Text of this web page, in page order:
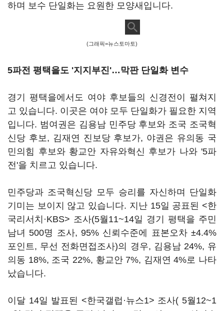
하며 보수 단일화는 요원한 모양새입니다.
(그래픽=뉴스토마토)
5파전 평택을도 '지지부진'…막판 단일화 변수
경기 평택을에서도 여야 후보들의 신경전이 펼쳐지
고 있습니다. 이곳은 여야 모두 단일화가 필요한 지역
입니다. 범여권은 김용남 민주당 후보와 조국 조국혁
신당 후보, 김재연 진보당 후보가, 야권은 유의동 국
민의힘 후보와 황교안 자유와혁신 후보가 나와 '5파
전'을 치르고 있습니다.
민주당과 조국혁신당 모두 승리를 자신하며 단일화
기미는 보이지 않고 있습니다. 지난 15일 공표된 <한
국리서치·KBS> 조사(5월11~14일 경기 평택을 주민
남녀 500명 조사, 95% 신뢰수준에 표본오차 ±4.4%
포인트, 무선 전화면접조사)의 경우, 김용남 24%, 유
의동 18%, 조국 22%, 황교안 7%, 김재연 4%로 나타
났습니다.
이달 14일 발표된 <한국갤럽·뉴스1> 조사( 5월12~1